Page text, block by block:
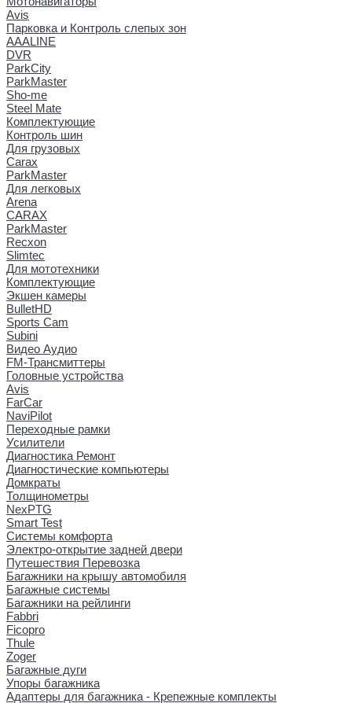
Avis
Парковка и Контроль слепых зон
AAALINE
DVR
ParkCity
ParkMaster
Sho-me
Steel Mate
Комплектующие
Контроль шин
Для грузовых
Carax
ParkMaster
Для легковых
Arena
CARAX
ParkMaster
Recxon
Slimtec
Для мототехники
Комплектующие
Экшен камеры
BulletHD
Sports Cam
Subini
Видео Аудио
FM-Трансмиттеры
Головные устройства
Avis
FarCar
NaviPilot
Переходные рамки
Усилители
Диагностика Ремонт
Диагностические компьютеры
Домкраты
Толщинометры
NexPTG
Smart Test
Системы комфорта
Электро-открытие задней двери
Путешествия Перевозка
Багажники на крышу автомобиля
Багажные системы
Багажники на рейлинги
Fabbri
Ficopro
Thule
Zoger
Багажные дуги
Упоры багажника
Адаптеры для багажника - Крепежные комплекты